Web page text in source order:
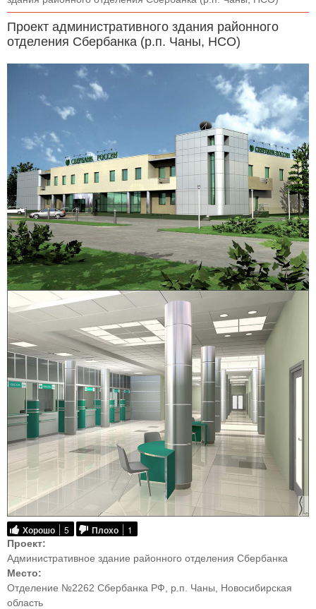
Проект административного здания районного
отделения Сбербанка (р.п. Чаны, НСО)
Хорошо 5 Плохо 1
Проект:
Административное здание районного отделения Сбербанка
Место:
Отделение №2262 Сбербанка РФ, р.п. Чаны, Новосибирская
область